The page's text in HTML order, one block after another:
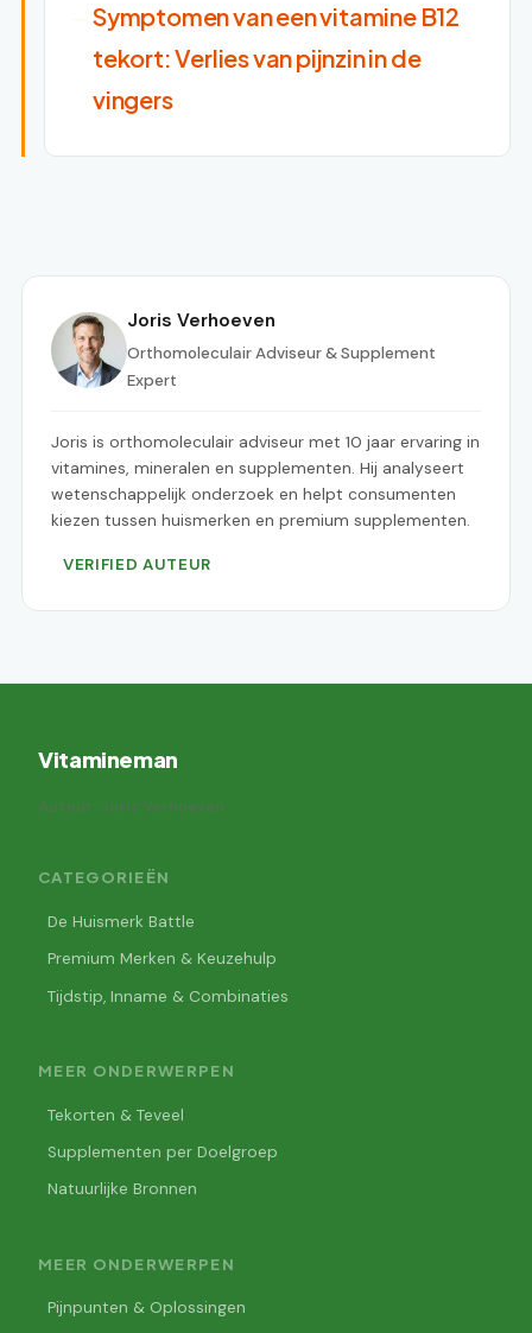
Symptomen van een vitamine B12
tekort: Verlies van pijnzin in de
vingers
Joris Verhoeven
Orthomoleculair Adviseur & Supplement
Expert
Joris is orthomoleculair adviseur met 10 jaar ervaring in
vitamines, mineralen en supplementen. Hij analyseert
wetenschappelijk onderzoek en helpt consumenten
kiezen tussen huismerken en premium supplementen.
VERIFIED AUTEUR
Vitamineman
Auteur: Joris Verhoeven
CATEGORIEËN
De Huismerk Battle
Premium Merken & Keuzehulp
Tijdstip, Inname & Combinaties
MEER ONDERWERPEN
Tekorten & Teveel
Supplementen per Doelgroep
Natuurlijke Bronnen
MEER ONDERWERPEN
Pijnpunten & Oplossingen